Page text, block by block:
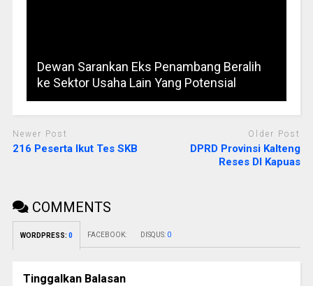
Dewan Sarankan Eks Penambang Beralih
ke Sektor Usaha Lain Yang Potensial
Newer Post
216 Peserta Ikut Tes SKB
Older Post
DPRD Provinsi Kalteng
Reses DI Kapuas
COMMENTS
WORDPRESS: 0 FACEBOOK: DISQUS: 0
Tinggalkan Balasan